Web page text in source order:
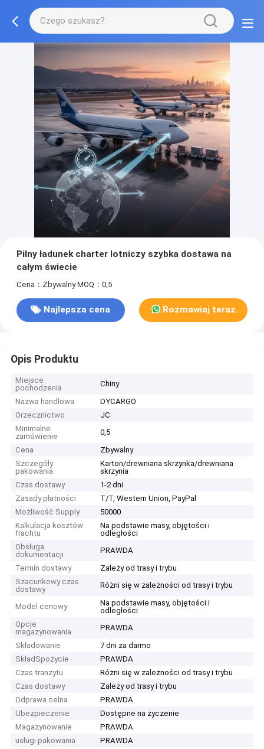
Pilny ładunek charter lotniczy szybka dostawa na
całym świecie
Cena：Zbywalny MOQ：0,5
Najlepsza cena Rozmawiaj teraz.
Opis Produktu
Miejsce
pochodzenia
Chiny
Nazwa handlowa
DYCARGO
Orzecznictwo
JC
Minimalne
zamówienie
0,5
Cena
Zbywalny
Szczegóły
pakowania
Karton/drewniana skrzynka/drewniana
skrzynia
Czas dostawy
1-2 dni
Zasady płatności
T/T, Western Union, PayPal
Możliwość Supply
50000
Kalkulacja kosztów
frachtu
Na podstawie masy, objętości i
odległości
Obsługa
dokumentacji
PRAWDA
Termin dostawy
Zależy od trasy i trybu
Szacunkowy czas
dostawy
Różni się w zależności od trasy i trybu
Model cenowy
Na podstawie masy, objętości i
odległości
Opcje
magazynowania
PRAWDA
Składowanie
7 dni za darmo
SkładSpożycie
PRAWDA
Czas tranzytu
Różni się w zależności od trasy i trybu
Czas dostawy
Zależy od trasy i trybu
Odprawa celna
PRAWDA
Ubezpieczenie
Dostępne na życzenie
Magazynowanie
PRAWDA
usługi pakowania
PRAWDA